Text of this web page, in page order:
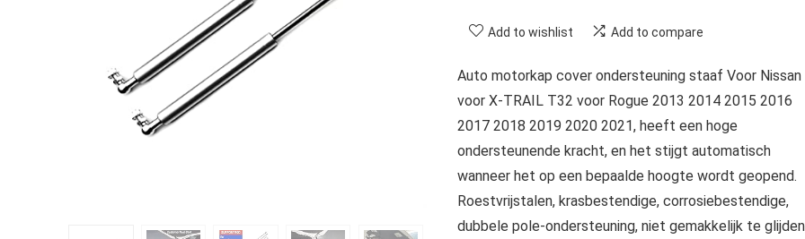
Add to wishlist Add to compare
Auto motorkap cover ondersteuning staaf Voor Nissan
voor X-TRAIL T32 voor Rogue 2013 2014 2015 2016
2017 2018 2019 2020 2021, heeft een hoge
ondersteunende kracht, en het stijgt automatisch
wanneer het op een bepaalde hoogte wordt geopend.
Roestvrijstalen, krasbestendige, corrosiebestendige,
dubbele pole-ondersteuning, niet gemakkelijk te